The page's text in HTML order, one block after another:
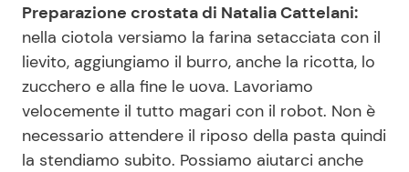
Privacy Policy
Preparazione crostata di Natalia Cattelani:
nella ciotola versiamo la farina setacciata con il
lievito, aggiungiamo il burro, anche la ricotta, lo
zucchero e alla fine le uova. Lavoriamo
velocemente il tutto magari con il robot. Non è
necessario attendere il riposo della pasta quindi
la stendiamo subito. Possiamo aiutarci anche